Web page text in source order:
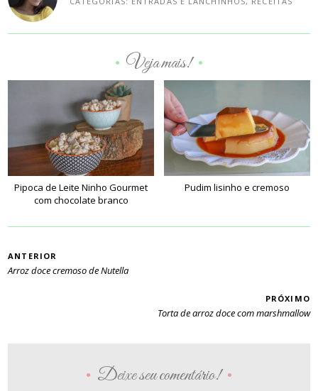
• Veja mais! •
Pipoca de Leite Ninho Gourmet
com chocolate branco
Pudim lisinho e cremoso
PAGINAÇÃO
ANTERIOR
Arroz doce cremoso de Nutella
PRÓXIMO
Torta de arroz doce com marshmallow
• Deixe seu comentário! •